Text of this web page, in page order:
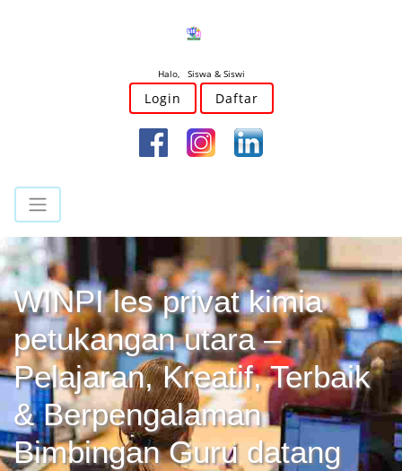
Halo, Siswa & Siswi
Login Daftar
WINPI les privat kimia
petukangan utara –
Pelajaran, Kreatif, Terbaik
& Berpengalaman
Bimbingan Guru datang